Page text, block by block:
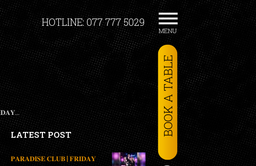
HOTLINE: 077 777 5029
MENU
BOOK A TABLE
LATEST POST
𝐏𝐀𝐑𝐀𝐃𝐈𝐒𝐄 𝐂𝐋𝐔𝐁 | 𝐅𝐑𝐈𝐃𝐀𝐘